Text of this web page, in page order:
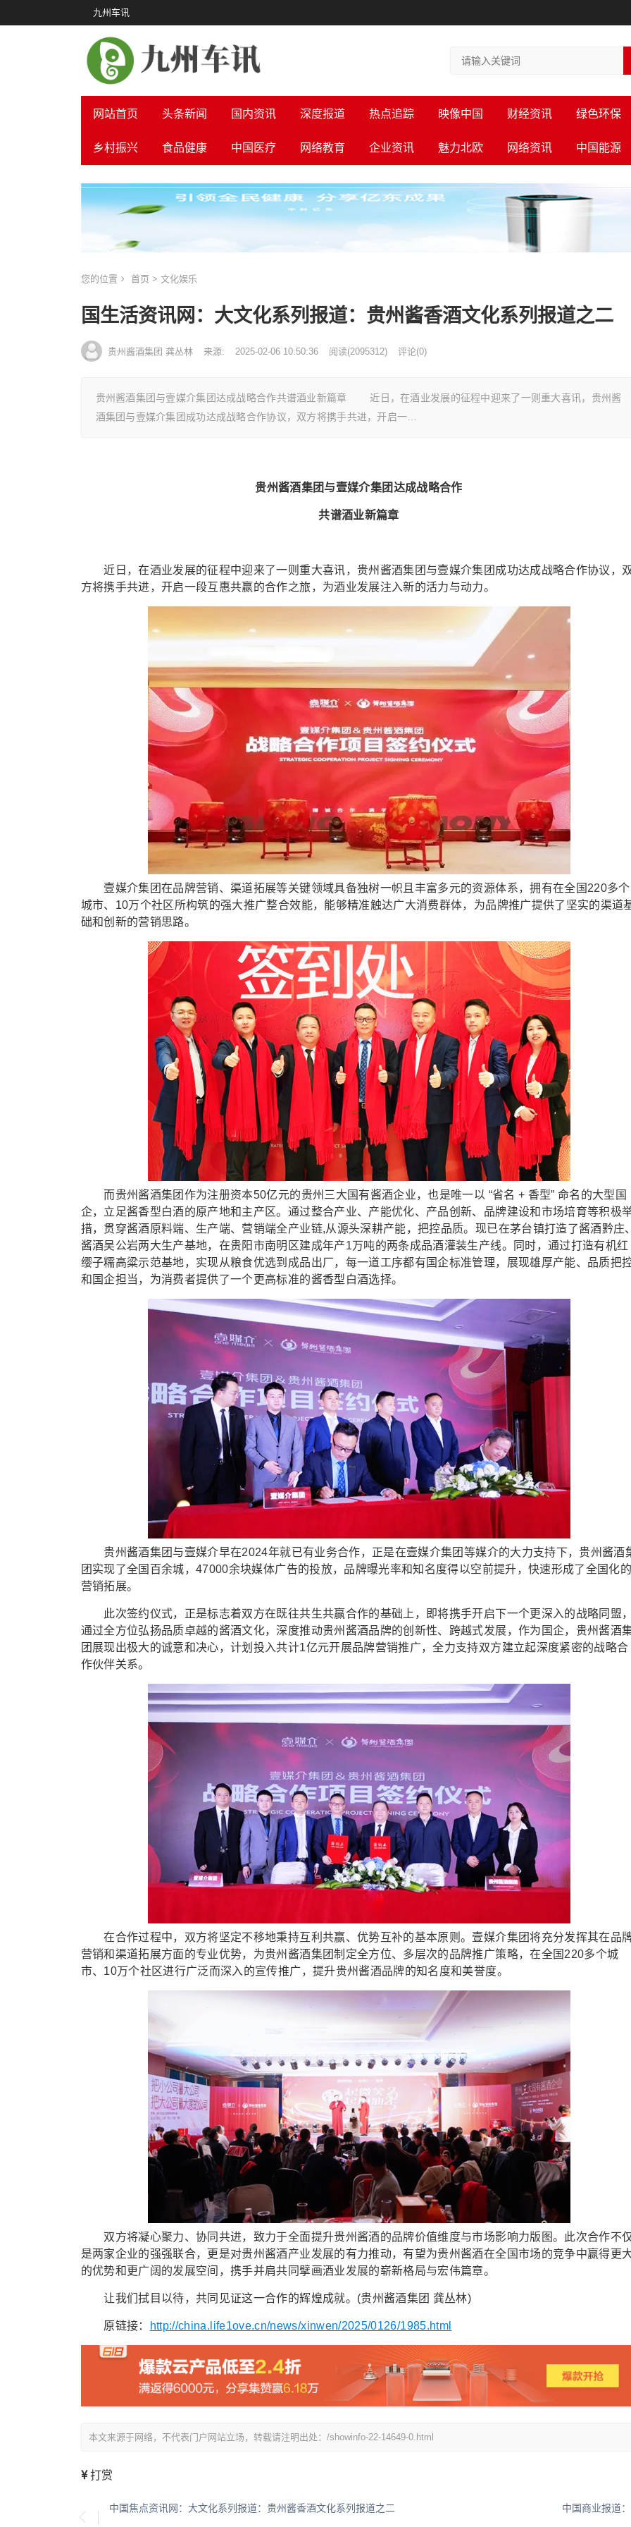
九州车讯
网站首页 头条新闻 国内资讯 深度报道 热点追踪 映像中国 财经资讯 绿色环保
乡村振兴 食品健康 中国医疗 网络教育 企业资讯 魅力北欧 网络资讯 中国能源
您的位置 首页 > 文化娱乐
国生活资讯网：大文化系列报道：贵州酱香酒文化系列报道之二
贵州酱酒集团 龚丛林 来源: 2025-02-06 10:50:36 阅读(2095312) 评论(0)
贵州酱酒集团与壹媒介集团达成战略合作共谱酒业新篇章 近日，在酒业发展的征程中迎来了一则重大喜讯，贵州酱
酒集团与壹媒介集团成功达成战略合作协议，双方将携手共进，开启一…
贵州酱酒集团与壹媒介集团达成战略合作
共谱酒业新篇章
近日，在酒业发展的征程中迎来了一则重大喜讯，贵州酱酒集团与壹媒介集团成功达成战略合作协议，
方将携手共进，开启一段互惠共赢的合作之旅，为酒业发展注入新的活力与动力。
壹媒介集团在品牌营销、渠道拓展等关键领域具备独树一帜且丰富多元的资源体系，拥有在全国220多个
城市、10万个社区所构筑的强大推广整合效能，能够精准触达广大消费群体，为品牌推广提供了坚实的渠道
础和创新的营销思路。
而贵州酱酒集团作为注册资本50亿元的贵州三大国有酱酒企业，也是唯一以 “省名 + 香型” 命名的大型国
企，立足酱香型白酒的原产地和主产区。通过整合产业、产能优化、产品创新、品牌建设和市场培育等积极
措，贯穿酱酒原料端、生产端、营销端全产业链,从源头深耕产能，把控品质。现已在茅台镇打造了酱酒黔庄
酱酒吴公岩两大生产基地，在贵阳市南明区建成年产1万吨的两条成品酒灌装生产线。同时，通过打造有机红
缨子糯高粱示范基地，实现从粮食优选到成品出厂，每一道工序都有国企标准管理，展现雄厚产能、品质把
和国企担当，为消费者提供了一个更高标准的酱香型白酒选择。
贵州酱酒集团与壹媒介早在2024年就已有业务合作，正是在壹媒介集团等媒介的大力支持下，贵州酱酒
团实现了全国百余城，47000余块媒体广告的投放，品牌曝光率和知名度得以空前提升，快速形成了全国化
营销拓展。
此次签约仪式，正是标志着双方在既往共生共赢合作的基础上，即将携手开启下一个更深入的战略同盟
通过全方位弘扬品质卓越的酱酒文化，深度推动贵州酱酒品牌的创新性、跨越式发展，作为国企，贵州酱酒
团展现出极大的诚意和决心，计划投入共计1亿元开展品牌营销推广，全力支持双方建立起深度紧密的战略合
作伙伴关系。
在合作过程中，双方将坚定不移地秉持互利共赢、优势互补的基本原则。壹媒介集团将充分发挥其在品
营销和渠道拓展方面的专业优势，为贵州酱酒集团制定全方位、多层次的品牌推广策略，在全国220多个城
市、10万个社区进行广泛而深入的宣传推广，提升贵州酱酒品牌的知名度和美誉度。
双方将凝心聚力、协同共进，致力于全面提升贵州酱酒的品牌价值维度与市场影响力版图。此次合作不
是两家企业的强强联合，更是对贵州酱酒产业发展的有力推动，有望为贵州酱酒在全国市场的竞争中赢得更
的优势和更广阔的发展空间，携手并肩共同擘画酒业发展的崭新格局与宏伟篇章。
让我们拭目以待，共同见证这一合作的辉煌成就。(贵州酱酒集团 龚丛林)
原链接： http://china.life1ove.cn/news/xinwen/2025/0126/1985.html
本文来源于网络，不代表门户网站立场，转载请注明出处：/showinfo-22-14649-0.html
打赏
中国焦点资讯网：大文化系列报道：贵州酱香酒文化系列报道之二 中国商业报道